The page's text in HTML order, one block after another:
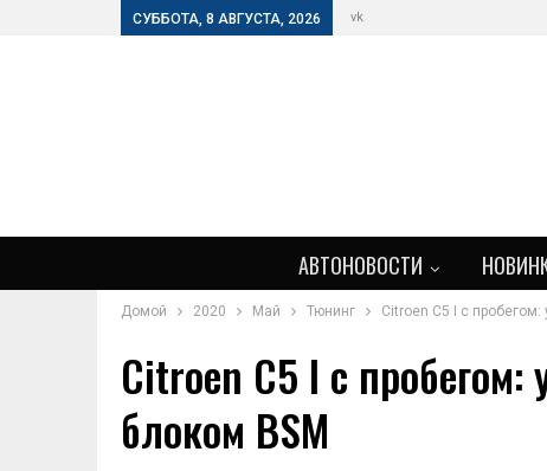
СУББОТА, 8 АВГУСТА, 2026 vk
АВТОНОВОСТИ
Домой 2020 Май Тюнинг Citroen C5 I c пробегом:
Citroen C5 I c пробегом:
блоком BSM